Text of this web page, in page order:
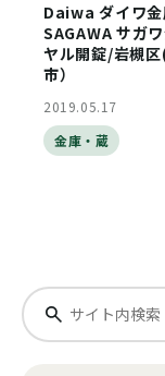
Daiwa ダイワ金
SAGAWA サガ
ヤル開錠/岩槻区
市）
2019.05.17
金庫・蔵